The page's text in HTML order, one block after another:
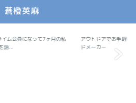
蒼橙英麻
えま モノデザ
ま）の物作りデザイン研究所
イム会員になって7ヶ月の私
語...
アウトドア
アウトドアでお手軽料
ドメーカー